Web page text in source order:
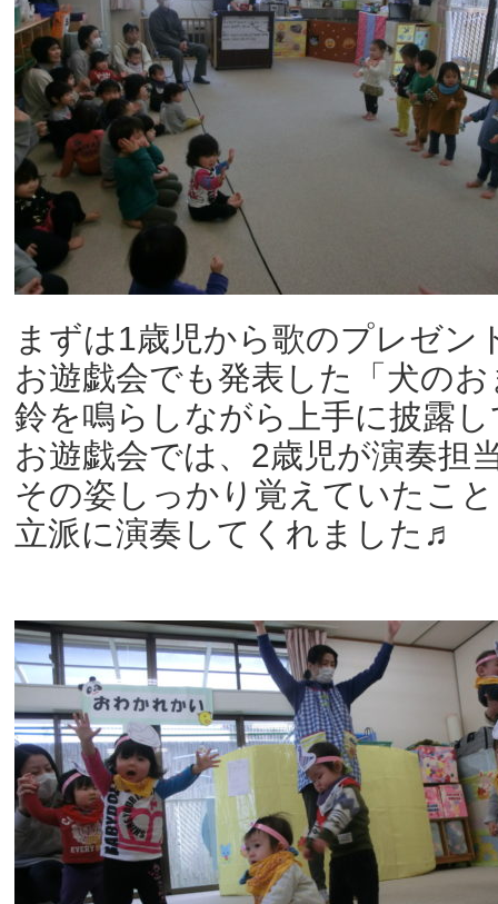
まずは1歳児から歌のプレゼン
お遊戯会でも発表した「犬の
鈴を鳴らしながら上手に披露
お遊戯会では、2歳児が演奏担
その姿しっかり覚えていたこ
立派に演奏してくれました♬